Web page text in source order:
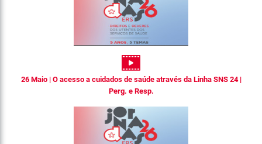
26 Maio | O acesso a cuidados de saúde através da Linha SNS 24 |
Perg. e Resp.